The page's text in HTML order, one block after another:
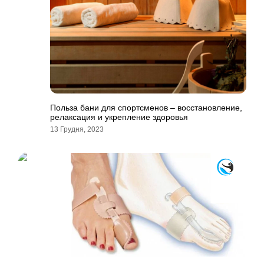
Польза бани для спортсменов – восстановление,
релаксация и укрепление здоровья
13 Грудня, 2023